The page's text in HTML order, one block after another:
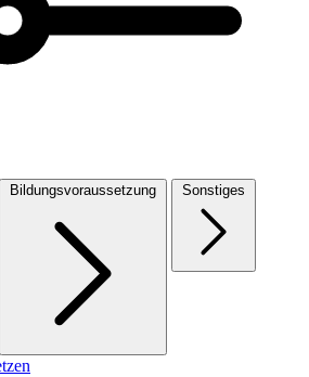
Bildungsvoraussetzung Sonstiges